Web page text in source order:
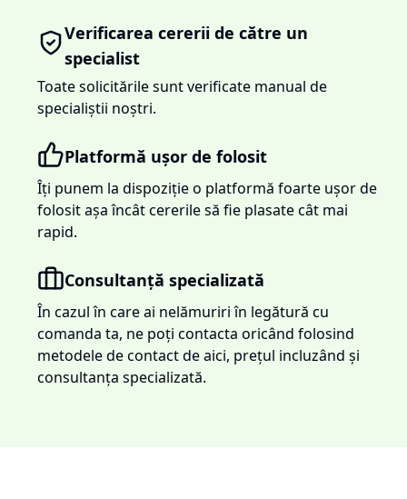
Verificarea cererii de către un
specialist
Toate solicitările sunt verificate manual de
specialiștii noștri.
Platformă ușor de folosit
Îți punem la dispoziție o platformă foarte ușor de
folosit așa încât cererile să fie plasate cât mai
rapid.
Consultanță specializată
În cazul în care ai nelămuriri în legătură cu
comanda ta, ne poți contacta oricând folosind
metodele de contact de aici, prețul incluzând și
consultanța specializată.